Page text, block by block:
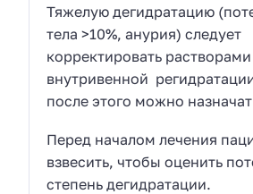
Тяжелую дегидратацию
тела >10%, анурия) следует
корректировать
внутривенной
после этого можно
Перед началом лечения
взвесить, чтобы оценить
степень дегидратации.